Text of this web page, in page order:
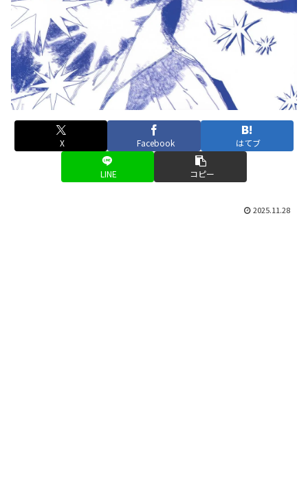
X Facebook はてブ
LINE コピー
2025.11.28